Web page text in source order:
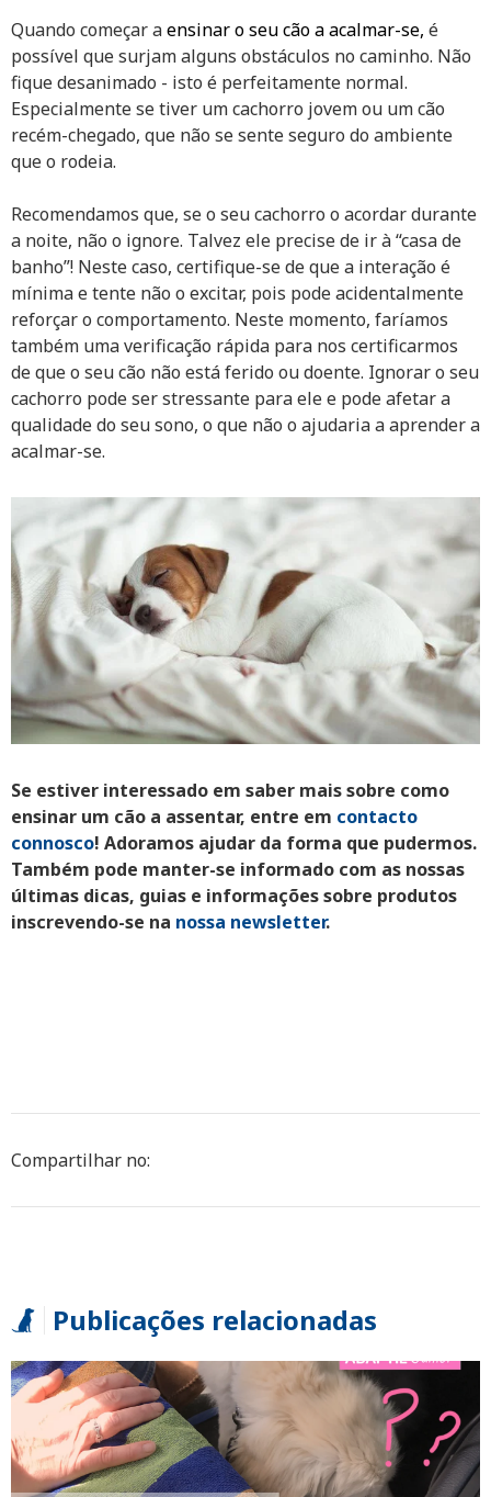
Quando começar aensinar o seu cão a acalmar-se, é
possível que surjam alguns obstáculos no caminho. Não
fique desanimado - isto é perfeitamente normal.
Especialmente se tiver um cachorro jovem ou um cão
recém-chegado, que não se sente seguro do ambiente
que o rodeia.
Recomendamos que, se o seu cachorro o acordar durante
a noite, não o ignore. Talvez ele precise de ir à “casa de
banho”! Neste caso, certifique-se de que a interação é
mínima e tente não o excitar, pois pode acidentalmente
reforçar o comportamento. Neste momento, faríamos
também uma verificação rápida para nos certificarmos
de que o seu cão não está ferido ou doente. Ignorar o seu
cachorro pode ser stressante para ele e pode afetar a
qualidade do seu sono, o que não o ajudaria a aprender a
acalmar-se.
Se estiver interessado em saber mais sobre como
ensinar um cão a assentar, entre em contacto
connosco! Adoramos ajudar da forma que pudermos.
Também pode manter-se informado com as nossas
últimas dicas, guias e informações sobre produtos
inscrevendo-se na nossa newsletter.
Compartilhar no:
Publicações relacionadas